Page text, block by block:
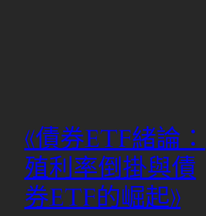
《債券ETF緒論：
殖利率倒掛與債
券ETF的崛起》